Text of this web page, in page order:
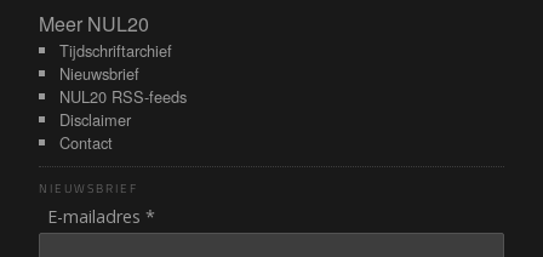
Meer NUL20
Meer NUL20
Tijdschriftarchief
Nieuwsbrief
NUL20 RSS-feeds
Disclaimer
Contact
NIEUWSBRIEF
E-mailadres *